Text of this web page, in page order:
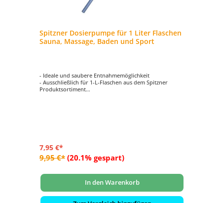
Spitzner Dosierpumpe für 1 Liter Flaschen
Sauna, Massage, Baden und Sport
- Ideale und saubere Entnahmemöglichkeit
- Ausschließlich für 1-L-Flaschen aus dem Spitzner
Produktsortiment
7,95 €*
9,95 €* (20.1% gespart)
In den Warenkorb